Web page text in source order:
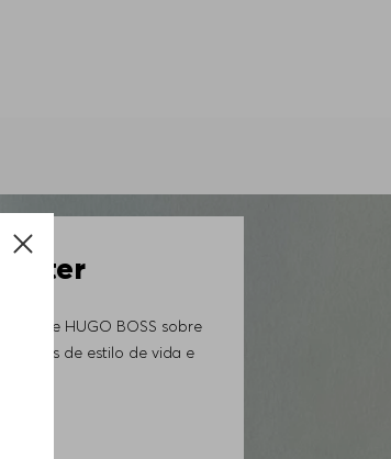
Online HUGO BOSS sobre
trends de estilo de vida e